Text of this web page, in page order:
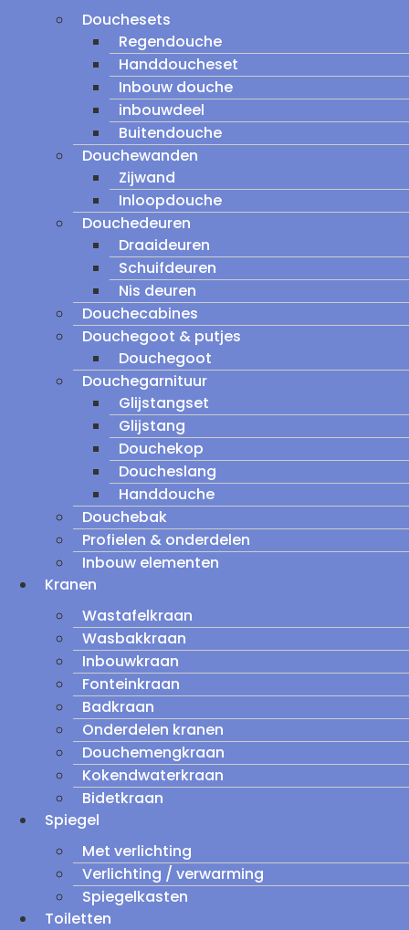
Douchesets
Regendouche
Handdoucheset
Inbouw douche
inbouwdeel
Buitendouche
Douchewanden
Zijwand
Inloopdouche
Douchedeuren
Draaideuren
Schuifdeuren
Nis deuren
Douchecabines
Douchegoot & putjes
Douchegoot
Douchegarnituur
Glijstangset
Glijstang
Douchekop
Doucheslang
Handdouche
Douchebak
Profielen & onderdelen
Inbouw elementen
Kranen
Wastafelkraan
Wasbakkraan
Inbouwkraan
Fonteinkraan
Badkraan
Onderdelen kranen
Douchemengkraan
Kokendwaterkraan
Bidetkraan
Spiegel
Met verlichting
Verlichting / verwarming
Spiegelkasten
Toiletten